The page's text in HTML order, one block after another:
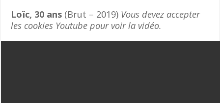
Loïc, 30 ans (Brut – 2019) Vous devez accepter
les cookies Youtube pour voir la vidéo.